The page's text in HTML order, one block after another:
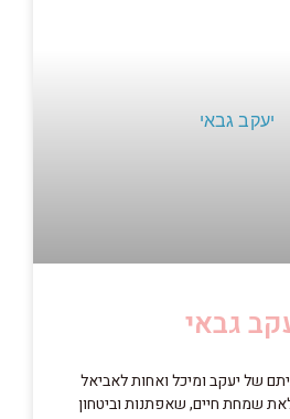
גבאי
של יעקב ומיכל ואחות לאביאל
שמחת חיים, שאפתנות וביטחון